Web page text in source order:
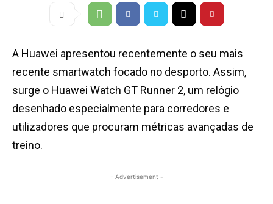
A Huawei apresentou recentemente o seu mais
recente smartwatch focado no desporto. Assim,
surge o Huawei Watch GT Runner 2, um relógio
desenhado especialmente para corredores e
utilizadores que procuram métricas avançadas de
treino.
- Advertisement -